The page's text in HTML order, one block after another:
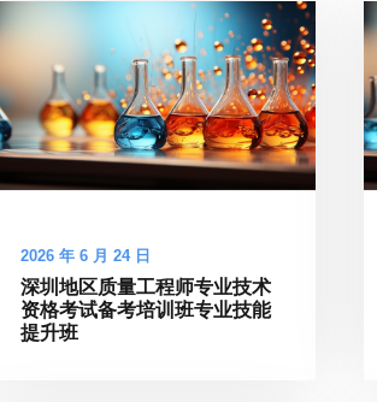
2026 年 6 月 24 日
深圳地区质量工程师专业技术
资格考试备考培训班专业技能
提升班